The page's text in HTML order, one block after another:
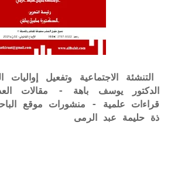
التنشئة الاجتماعية وتفعيل
قراءات علمية - منشورات موقع
ذة حليمة عبد الرمى